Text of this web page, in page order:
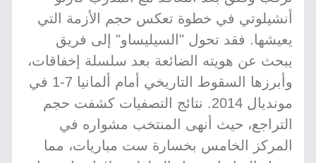
أنشيلوتي في خطوة تعكس حجم الأزمة التي
يعيشها. فقد تحول "السيليساو" إلى فريق
يبحث عن هويته الضائعة بعد سلسلة إخفاقات،
وأبرزها السقوط التاريخي أمام ألمانيا 7-1 في
مونديال 2014. نتائج التصفيات كشفت حجم
التراجع، حيث أنهى المنتخب مشواره في
المركز الخامس بخسارة ست مباريات، مما